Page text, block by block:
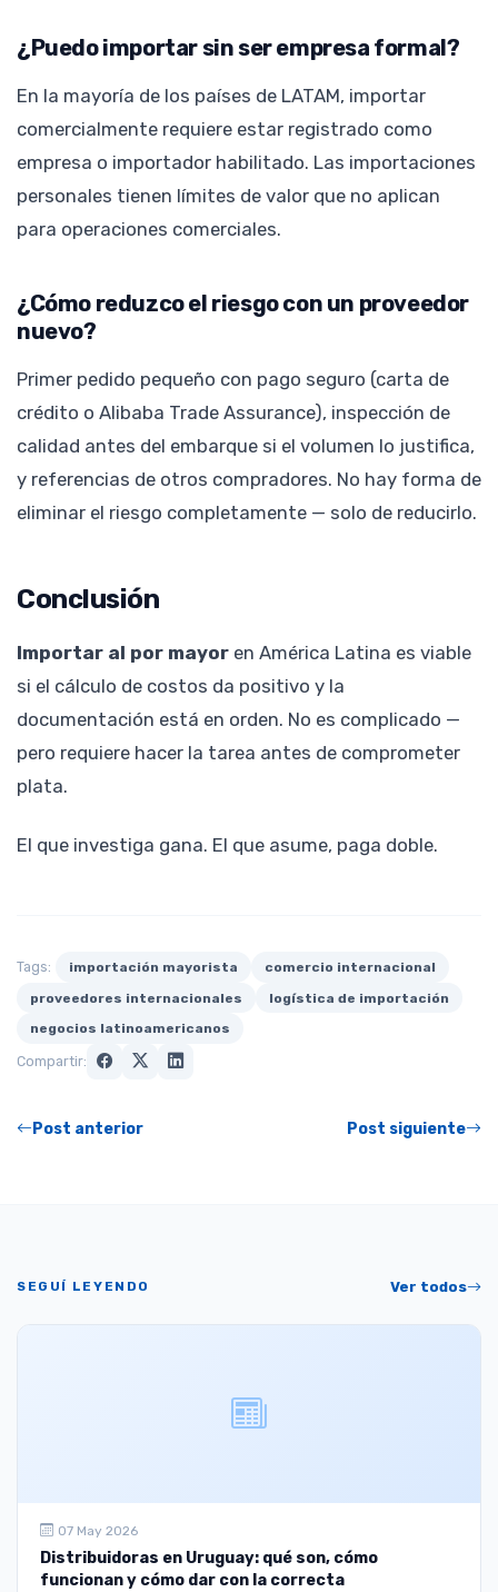
¿Puedo importar sin ser empresa formal?
En la mayoría de los países de LATAM, importar
comercialmente requiere estar registrado como
empresa o importador habilitado. Las importaciones
personales tienen límites de valor que no aplican
para operaciones comerciales.
¿Cómo reduzco el riesgo con un proveedor
nuevo?
Primer pedido pequeño con pago seguro (carta de
crédito o Alibaba Trade Assurance), inspección de
calidad antes del embarque si el volumen lo justifica,
y referencias de otros compradores. No hay forma de
eliminar el riesgo completamente — solo de reducirlo.
Conclusión
Importar al por mayor en América Latina es viable
si el cálculo de costos da positivo y la
documentación está en orden. No es complicado —
pero requiere hacer la tarea antes de comprometer
plata.
El que investiga gana. El que asume, paga doble.
Tags: importación mayorista
comercio internacional
proveedores internacionales
logística de importación
negocios latinoamericanos
Compartir:
Post anterior Post siguiente
SEGUÍ LEYENDO Ver todos
07 May 2026
Distribuidoras en Uruguay: qué son, cómo
funcionan y cómo dar con la correcta